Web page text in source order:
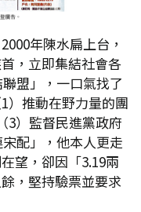
2000年陳水扁上台，
，立即集結社會各
盟」，一口氣找了
）推動在野力量的團
3）監督民進黨政府
配」，他本人更走
望，卻因「3.19兩
，堅持驗票並要求